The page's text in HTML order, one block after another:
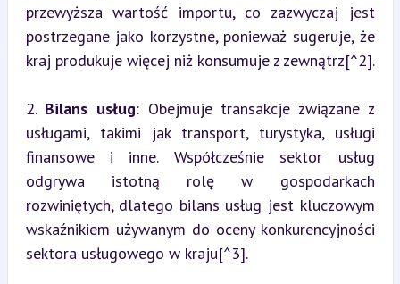
przewyższa wartość importu, co zazwyczaj jest
postrzegane jako korzystne, ponieważ sugeruje, że
kraj produkuje więcej niż konsumuje z zewnątrz[^2].
2. Bilans usług: Obejmuje transakcje związane z
usługami, takimi jak transport, turystyka, usługi
finansowe i inne. Współcześnie sektor usług
odgrywa istotną rolę w gospodarkach
rozwiniętych, dlatego bilans usług jest kluczowym
wskaźnikiem używanym do oceny konkurencyjności
sektora usługowego w kraju[^3].